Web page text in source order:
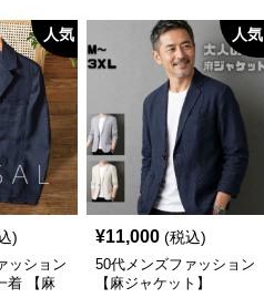
人気
)
ッション
着 【麻
人気
¥11,000 (税込)
50代メンズファッション
【麻ジャケット】